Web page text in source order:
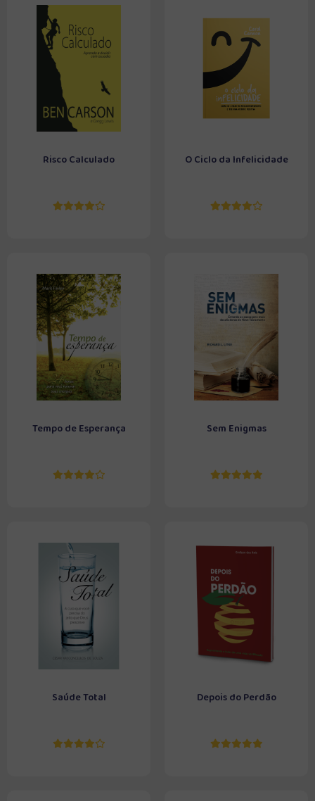
Risco Calculado O Ciclo da Infelicidade
Tempo de Esperança Sem Enigmas
Saúde Total Depois do Perdão